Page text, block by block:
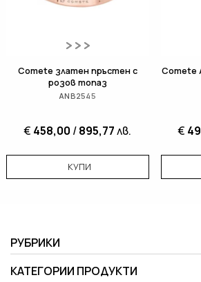
Comete златен пръстен с
розов топаз
ANB2545
€ 458,00 /895,77лв.
КУПИ
Comete
€
РУБРИКИ
КАТЕГОРИИ ПРОДУКТИ